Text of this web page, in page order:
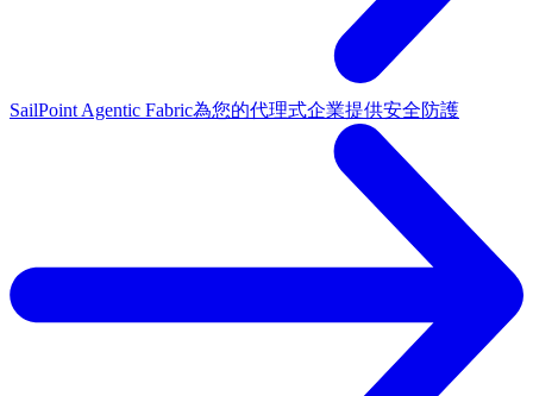
SailPoint Agentic Fabric為您的代理式企業提供安全防護